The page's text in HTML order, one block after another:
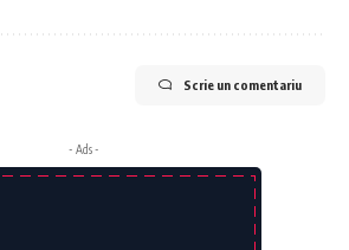
Scrie un comentariu
- Ads -